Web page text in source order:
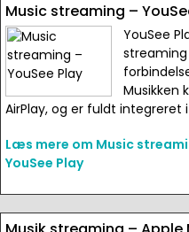
Music streaming –
YouSee
Musikken
AirPlay, og er fuldt integreret
Læs mere om Music
YouSee Play